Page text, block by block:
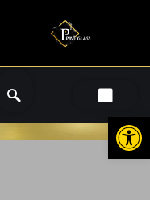
פתח סרגל נגישות